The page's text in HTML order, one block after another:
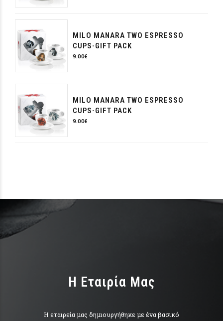
MILO MANARA TWO ESPRESSO
CUPS-GIFT PACK
9.00€
MILO MANARA TWO ESPRESSO
CUPS-GIFT PACK
9.00€
H Εταιρία Μας
Η εταιρεία μας δημιουργήθηκε με ένα βασικό